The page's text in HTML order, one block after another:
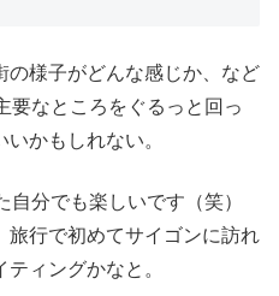
の様子がどんな感じか、など
要なところをぐるっと回っ
かもしれない。
分でも楽しいです（笑）
旅行で初めてサイゴンに訪れ
ィングかなと。